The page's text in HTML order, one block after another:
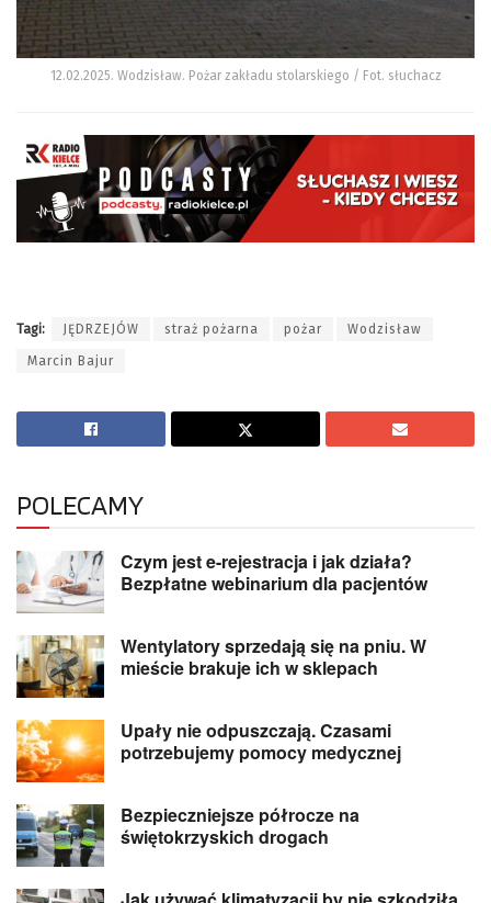
12.02.2025. Wodzisław. Pożar zakładu stolarskiego / Fot. słuchacz
Tagi: JĘDRZEJÓW straż pożarna pożar Wodzisław
Marcin Bajur
POLECAMY
Czym jest e-rejestracja i jak działa?
Bezpłatne webinarium dla pacjentów
Wentylatory sprzedają się na pniu. W
mieście brakuje ich w sklepach
Upały nie odpuszczają. Czasami
potrzebujemy pomocy medycznej
Bezpieczniejsze półrocze na
świętokrzyskich drogach